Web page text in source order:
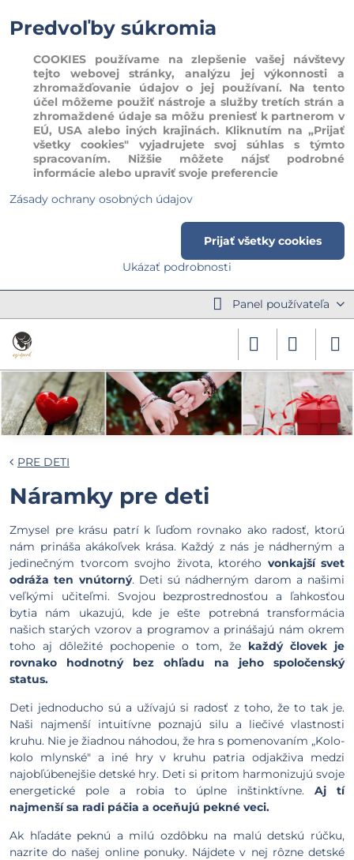
Panel používateľa
PRE DETI
Náramky pre deti
Zmysel pre krásu patrí k ľuďom rovnako ako radosť, ktorú
nám prináša akákoľvek krása. Každý z nás je nádherným a
jedinečným tvorcom svojho života, ktorého vonkajší svet
odráža ten vnútorný. Deti sú nádherným darom a našimi
veľkými učiteľmi. Svojou bezprostrednosťou a ľahkosťou
bytia nám ukazujú, kde je ešte potrebná transformácia
našich starých vzorov a programov a prinášajú nám okrem
toho aj dôležité pochopenie o tom, že každý človek je
rovnako hodnotný bez ohľadu na jeho spoločenský
status.
Deti jednoducho sú a užívajú si radosť z toho, že to tak je.
Naši najmenší intuitívne poznajú silu a liečivé vlastnosti
kruhu. Nie je žiadnou náhodou, že hra s pomenovaním „Kolo-
kolo mlynské" a iné hry v kruhu patria odjakživa medzi
najobľúbenejšie detské hry. Deti si pritom harmonizujú svoje
energetické pole a robia to úplne inštinktívne. Aj tí
najmenší sa radi páčia a oceňujú pekné veci.
Ak hľadáte peknú a milú ozdôbku na malú detskú rúčku,
nazrite do našej online ponuky. Nájdete v nej rôzne detské
Predvoľby súkromia
COOKIES používame na zlepšenie vašej návštevy
tejto webovej stránky, analýzu jej výkonnosti a
zhromažďovanie údajov o jej používaní. Na tento
účel môžeme použiť nástroje a služby tretích strán a
zhromaždené údaje sa môžu preniesť k partnerom v
EÚ, USA alebo iných krajinách. Kliknutím na „Prijať
všetky cookies" vyjadrujete svoj súhlas s týmto
spracovaním. Nižšie môžete nájsť podrobné
informácie alebo upraviť svoje preferencie
Zásady ochrany osobných údajov
Ukázať podrobnosti
Prijať všetky cookies